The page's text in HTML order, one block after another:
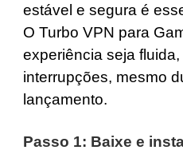
estável e segura é
O Turbo VPN para
experiência seja
interrupções, mesmo
lançamento.
Passo 1: Baixe e